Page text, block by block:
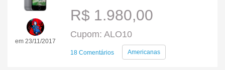
em 23/11/2017
R$ 1.980,00
Cupom: ALO10
18 Comentários Americanas